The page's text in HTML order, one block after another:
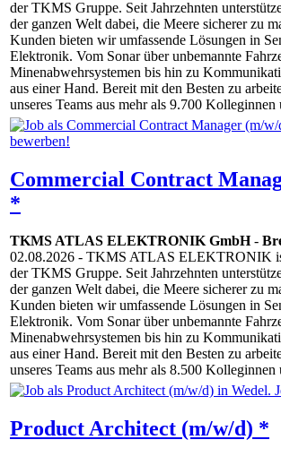
der TKMS Gruppe. Seit Jahrzehnten
der ganzen Welt dabei, die Meere sicherer zu
Kunden bieten wir umfassende Lösungen in
Elektronik. Vom Sonar über unbemannte
Minenabwehrsystemen bis hin zu
aus einer Hand. Bereit mit den Besten zu
unseres Teams aus mehr als 9.700 Kolleginnen
Commercial Contract
*
TKMS ATLAS ELEKTRONIK GmbH-
02.08.2026 - TKMS ATLAS ELEKTRONIK
der TKMS Gruppe. Seit Jahrzehnten
der ganzen Welt dabei, die Meere sicherer zu
Kunden bieten wir umfassende Lösungen in
Elektronik. Vom Sonar über unbemannte
Minenabwehrsystemen bis hin zu
aus einer Hand. Bereit mit den Besten zu
unseres Teams aus mehr als 8.500 Kolleginnen
Product Architect (m/w/d) *